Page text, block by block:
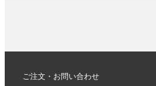
ご注文・お問い合わせ